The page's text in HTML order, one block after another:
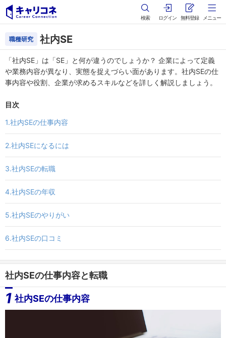
検索 ログイン 無料登録 メニュー
職種研究 社内SE
「社内SE」は「SE」と何が違うのでしょうか？ 企業によって定義
や業務内容が異なり、実態を捉えづらい面があります。社内SEの仕
事内容や役割、企業が求めるスキルなどを詳しく解説しましょう。
目次
1.社内SEの仕事内容
2.社内SEになるには
3.社内SEの転職
4.社内SEの年収
5.社内SEのやりがい
6.社内SEの口コミ
社内SEの仕事内容と転職
1 社内SEの仕事内容